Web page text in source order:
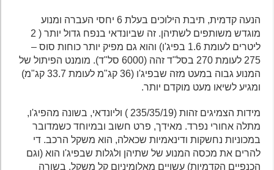
הנעה קדמית, תיבת הילוכים בעלת 6 יחסי העברה ומנוע
מוגדש משותפים לשתיהן. זה שביונדאי בנפח גדול יותר ( 2
ליטרים לעומת 1.6 בפיג'ו) והוא גם מפיק יותר כוחות סוס –
275 לעומת 270 בסל"ד זהה (6000 סל"ד). מומנט הפיתול של
המנוע גבוה במעט מזה שבפיג'ו (36 קג"מ לעומת 33.7 קג"מ)
ומגיע לשיאו מעט מוקדם יותר.
מידות הצמיגים זהות (235/35/19 ) וליונדאי, בשונה מהפיג'ו,
מתלה אחורי נפרד. מאידך, פרט חשוב ובמיוחד כשמדובר
במכוניות נחשקות ודינאמיות שכאלה, הוא משקל הרכב. די
להרים את מכסה המנוע של שתיהן ולגלות שבפיג'ו הוא (וגם
הכנפיים הקדמיות) עשויים מאלומיניום קל משקל. בשורה